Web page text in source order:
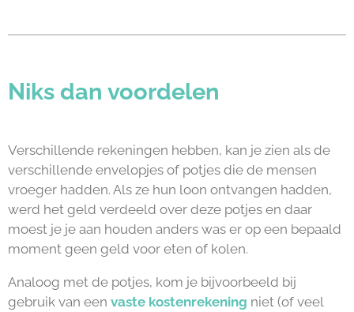
Niks dan voordelen
Verschillende rekeningen hebben, kan je zien als de
verschillende envelopjes of potjes die de mensen
vroeger hadden. Als ze hun loon ontvangen hadden,
werd het geld verdeeld over deze potjes en daar
moest je je aan houden anders was er op een bepaald
moment geen geld voor eten of kolen.
Analoog met de potjes, kom je bijvoorbeeld bij
gebruik van een vaste kostenrekening niet (of veel